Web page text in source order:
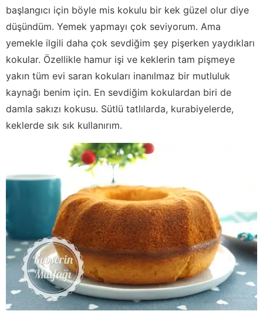
başlangıcı için böyle mis kokulu bir kek güzel olur diye
düşündüm. Yemek yapmayı çok seviyorum. Ama
yemekle ilgili daha çok sevdiğim şey pişerken yaydıkları
kokular. Özellikle hamur işi ve keklerin tam pişmeye
yakın tüm evi saran kokuları inanılmaz bir mutluluk
kaynağı benim için. En sevdiğim kokulardan biri de
damla sakızı kokusu. Sütlü tatlılarda, kurabiyelerde,
keklerde sık sık kullanırım.